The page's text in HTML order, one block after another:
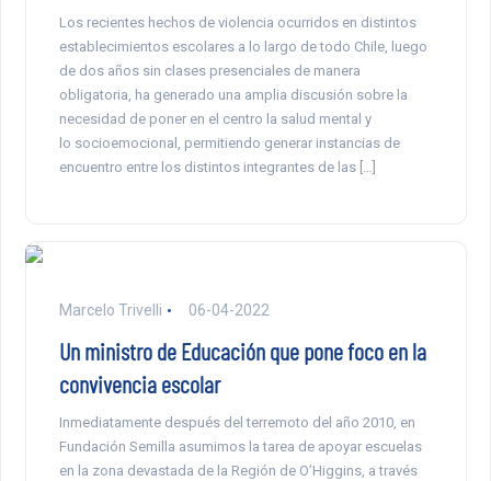
Los recientes hechos de violencia ocurridos en distintos
establecimientos escolares a lo largo de todo Chile, luego
de dos años sin clases presenciales de manera
obligatoria, ha generado una amplia discusión sobre la
necesidad de poner en el centro la salud mental y
lo socioemocional, permitiendo generar instancias de
encuentro entre los distintos integrantes de las […]
Marcelo Trivelli 06-04-2022
Un ministro de Educación que pone foco en la
convivencia escolar
Inmediatamente después del terremoto del año 2010, en
Fundación Semilla asumimos la tarea de apoyar escuelas
en la zona devastada de la Región de O’Higgins, a través